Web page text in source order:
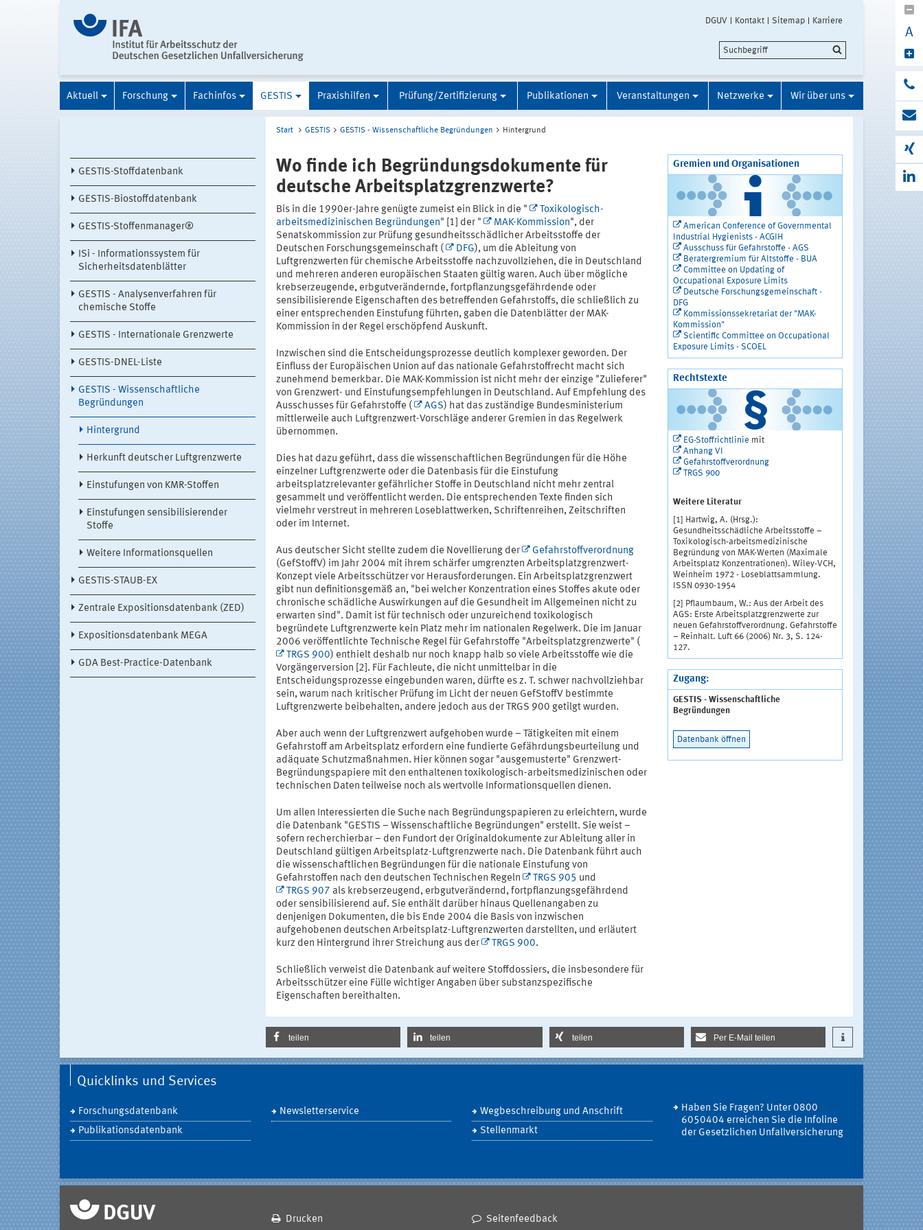
DGUV Kontakt Sitemap Karriere
A
Aktuell Forschung Fachinfos GESTIS Praxishilfen Prüfung/Zertifizierung Publikationen Veranstaltungen Netzwerke Wir über uns
GESTIS-Stoffdatenbank
GESTIS-Biostoffdatenbank
GESTIS-Stoffenmanager®
ISi - Informationssystem für
Sicherheitsdatenblätter
GESTIS - Analysenverfahren für
chemische Stoffe
GESTIS - Internationale Grenzwerte
GESTIS-DNEL-Liste
GESTIS - Wissenschaftliche
Begründungen
Hintergrund
Herkunft deutscher Luftgrenzwerte
Einstufungen von KMR-Stoffen
Einstufungen sensibilisierender
Stoffe
Weitere Informationsquellen
GESTIS-STAUB-EX
Zentrale Expositionsdatenbank (ZED)
Expositionsdatenbank MEGA
GDA Best-Practice-Datenbank
Start GESTIS GESTIS - Wissenschaftliche Begründungen Hintergrund
Wo finde ich Begründungsdokumente für
deutsche Arbeitsplatzgrenzwerte?
Bis in die 1990er-Jahre genügte zumeist ein Blick in die "
Toxikologisch-
arbeitsmedizinischen Begründungen" [1] der " MAK-Kommission", der
Senatskommission zur Prüfung gesundheitsschädlicher Arbeitsstoffe der
Deutschen Forschungsgemeinschaft (
DFG), um die Ableitung von
Luftgrenzwerten für chemische Arbeitsstoffe nachzuvollziehen, die in Deutschland
und mehreren anderen europäischen Staaten gültig waren. Auch über mögliche
krebserzeugende, erbgutverändernde, fortpflanzungsgefährdende oder
sensibilisierende Eigenschaften des betreffenden Gefahrstoffs, die schließlich zu
einer entsprechenden Einstufung führten, gaben die Datenblätter der MAK-
Kommission in der Regel erschöpfend Auskunft.
Inzwischen sind die Entscheidungsprozesse deutlich komplexer geworden. Der
Einfluss der Europäischen Union auf das nationale Gefahrstoffrecht macht sich
zunehmend bemerkbar. Die MAK-Kommission ist nicht mehr der einzige "Zulieferer"
von Grenzwert- und Einstufungsempfehlungen in Deutschland. Auf Empfehlung des
Ausschusses für Gefahrstoffe (
AGS) hat das zuständige Bundesministerium
mittlerweile auch Luftgrenzwert-Vorschläge anderer Gremien in das Regelwerk
übernommen.
Dies hat dazu geführt, dass die wissenschaftlichen Begründungen für die Höhe
einzelner Luftgrenzwerte oder die Datenbasis für die Einstufung
arbeitsplatzrelevanter gefährlicher Stoffe in Deutschland nicht mehr zentral
gesammelt und veröffentlicht werden. Die entsprechenden Texte finden sich
vielmehr verstreut in mehreren Loseblattwerken, Schriftenreihen, Zeitschriften
oder im Internet.
Aus deutscher Sicht stellte zudem die Novellierung der
Gefahrstoffverordnung
(GefStoffV) im Jahr 2004 mit ihrem schärfer umgrenzten Arbeitsplatzgrenzwert-
Konzept viele Arbeitsschützer vor Herausforderungen. Ein Arbeitsplatzgrenzwert
gibt nun definitionsgemäß an, "bei welcher Konzentration eines Stoffes akute oder
chronische schädliche Auswirkungen auf die Gesundheit im Allgemeinen nicht zu
erwarten sind". Damit ist für technisch oder unzureichend toxikologisch
begründete Luftgrenzwerte kein Platz mehr im nationalen Regelwerk. Die im Januar
2006 veröffentlichte Technische Regel für Gefahrstoffe "Arbeitsplatzgrenzwerte" (
TRGS 900) enthielt deshalb nur noch knapp halb so viele Arbeitsstoffe wie die
Vorgängerversion [2]. Für Fachleute, die nicht unmittelbar in die
Entscheidungsprozesse eingebunden waren, dürfte es z. T. schwer nachvollziehbar
sein, warum nach kritischer Prüfung im Licht der neuen GefStoffV bestimmte
Luftgrenzwerte beibehalten, andere jedoch aus der TRGS 900 getilgt wurden.
Aber auch wenn der Luftgrenzwert aufgehoben wurde – Tätigkeiten mit einem
Gefahrstoff am Arbeitsplatz erfordern eine fundierte Gefährdungsbeurteilung und
adäquate Schutzmaßnahmen. Hier können sogar "ausgemusterte" Grenzwert-
Begründungspapiere mit den enthaltenen toxikologisch-arbeitsmedizinischen oder
technischen Daten teilweise noch als wertvolle Informationsquellen dienen.
Um allen Interessierten die Suche nach Begründungspapieren zu erleichtern, wurde
die Datenbank "GESTIS – Wissenschaftliche Begründungen" erstellt. Sie weist –
sofern recherchierbar – den Fundort der Originaldokumente zur Ableitung aller in
Deutschland gültigen Arbeitsplatz-Luftgrenzwerte nach. Die Datenbank führt auch
die wissenschaftlichen Begründungen für die nationale Einstufung von
Gefahrstoffen nach den deutschen Technischen Regeln
TRGS 905 und
TRGS 907 als krebserzeugend, erbgutverändernd, fortpflanzungsgefährdend
oder sensibilisierend auf. Sie enthält darüber hinaus Quellenangaben zu
denjenigen Dokumenten, die bis Ende 2004 die Basis von inzwischen
aufgehobenen deutschen Arbeitsplatz-Luftgrenzwerten darstellten, und erläutert
kurz den Hintergrund ihrer Streichung aus der
TRGS 900.
Schließlich verweist die Datenbank auf weitere Stoffdossiers, die insbesondere für
Arbeitsschützer eine Fülle wichtiger Angaben über substanzspezifische
Eigenschaften bereithalten.
Gremien und Organisationen
American Conference of Governmental
Industrial Hygienists - ACGIH
Ausschuss für Gefahrstoffe - AGS
Beratergremium für Altstoffe - BUA
Committee on Updating of
Occupational Exposure Limits
Deutsche Forschungsgemeinschaft -
DFG
Kommissionssekretariat der "MAK-
Kommission"
Scientific Committee on Occupational
Exposure Limits - SCOEL
Rechtstexte
EG-Stoffrichtlinie mit
Anhang VI
Gefahrstoffverordnung
TRGS 900
Weitere Literatur
[1] Hartwig, A. (Hrsg.):
Gesundheitsschädliche Arbeitsstoffe –
Toxikologisch-arbeitsmedizinische
Begründung von MAK-Werten (Maximale
Arbeitsplatz Konzentrationen). Wiley-VCH,
Weinheim 1972 - Loseblattsammlung.
ISSN 0930-1954
[2] Pflaumbaum, W.: Aus der Arbeit des
AGS: Erste Arbeitsplatzgrenzwerte zur
neuen Gefahrstoffverordnung. Gefahrstoffe
– Reinhalt. Luft 66 (2006) Nr. 3, S. 124-
127.
Zugang:
GESTIS - Wissenschaftliche
Begründungen
Datenbank öffnen
teilen teilen teilen Per E-Mail teilen
Quicklinks und Services
Forschungsdatenbank
Publikationsdatenbank
Newsletterservice
Wegbeschreibung und Anschrift
Stellenmarkt
Haben Sie Fragen? Unter 0800
6050404 erreichen Sie die Infoline
der Gesetzlichen Unfallversicherung
Drucken Seitenfeedback